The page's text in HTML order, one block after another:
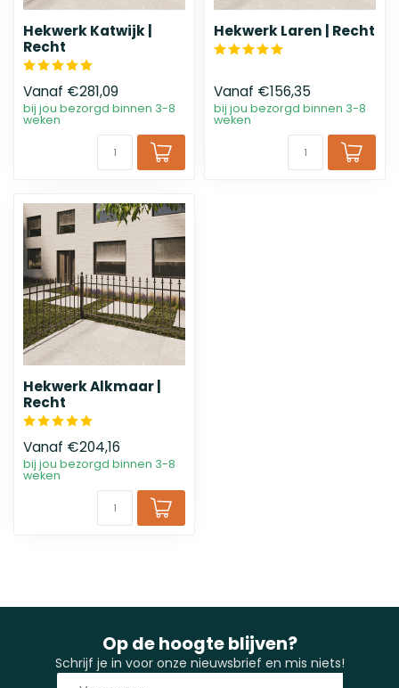
Hekwerk Katwijk |
Recht
Vanaf €281,09
bij jou bezorgd binnen 3-8
weken
Hekwerk Laren | Recht
Vanaf €156,35
bij jou bezorgd binnen 3-8
weken
Hekwerk Alkmaar |
Recht
Vanaf €204,16
bij jou bezorgd binnen 3-8
weken
Op de hoogte blijven?
Schrijf je in voor onze nieuwsbrief en mis niets!